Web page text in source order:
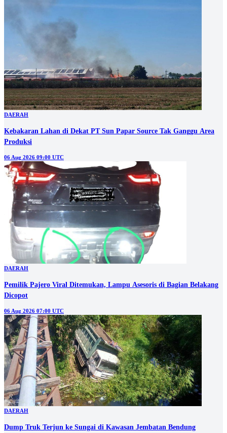
DAERAH
Kebakaran Lahan di Dekat PT Sun Papar Source Tak Ganggu Area
Produksi
06 Aug 2026 09:00 UTC
DAERAH
Pemilik Pajero Viral Ditemukan, Lampu Asesoris di Bagian Belakang
Dicopot
06 Aug 2026 07:00 UTC
DAERAH
Dump Truk Terjun ke Sungai di Kawasan Jembatan Bendung